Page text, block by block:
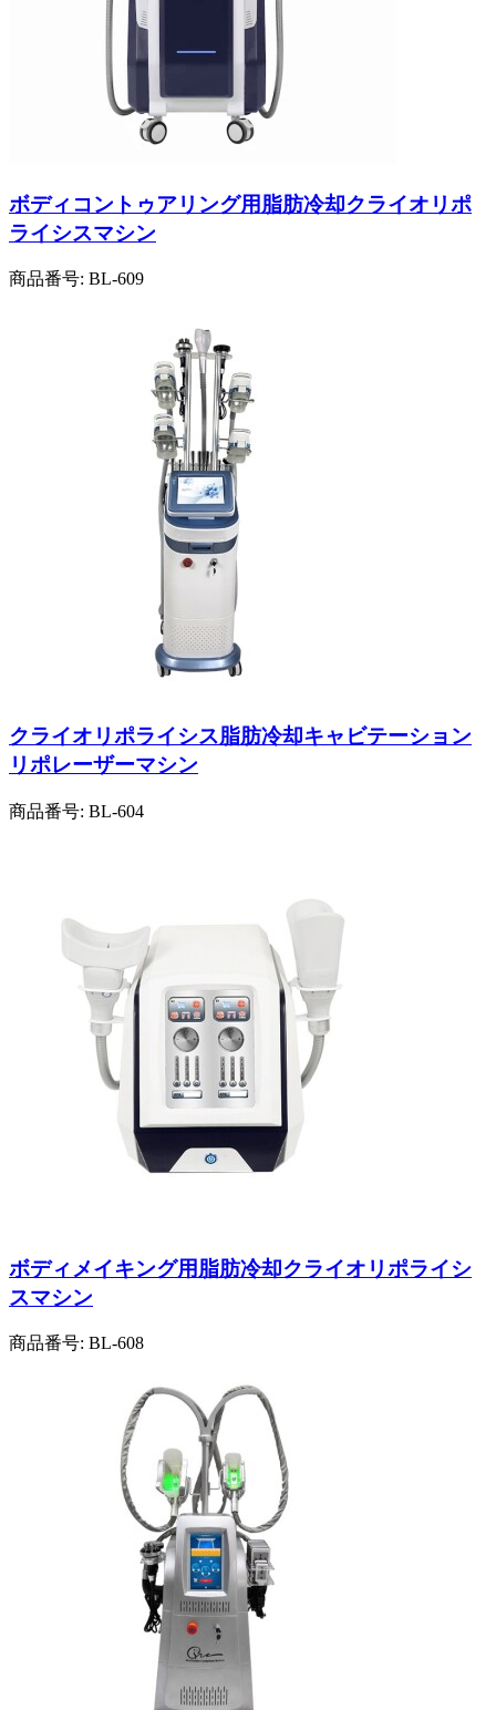
ボディコントゥアリング用脂肪冷却クライオリポ
ライシスマシン
商品番号: BL-609
クライオリポライシス脂肪冷却キャビテーション
リポレーザーマシン
商品番号: BL-604
ボディメイキング用脂肪冷却クライオリポライシ
スマシン
商品番号: BL-608